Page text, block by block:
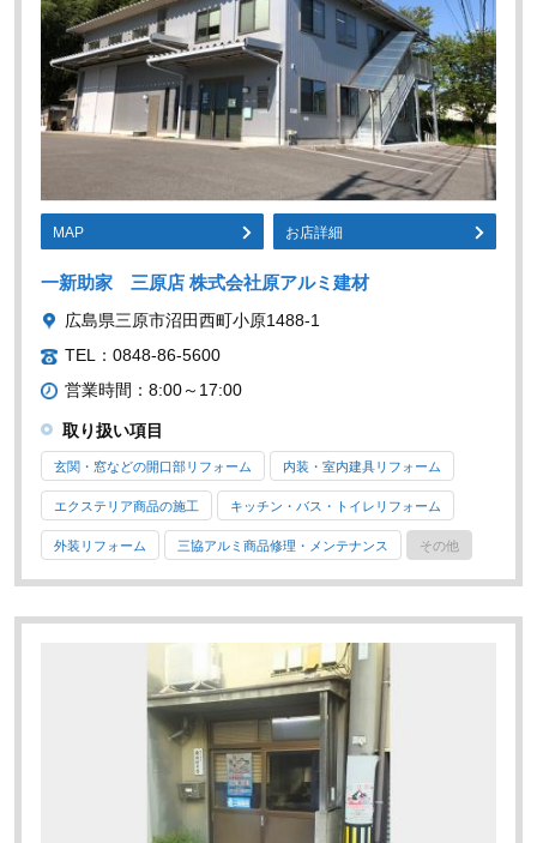
MAP お店詳細
一新助家 三原店 株式会社原アルミ建材
広島県三原市沼田西町小原1488-1
TEL：0848-86-5600
営業時間：8:00～17:00
取り扱い項目
玄関・窓などの開口部リフォーム 内装・室内建具リフォーム
エクステリア商品の施工 キッチン・バス・トイレリフォーム
外装リフォーム 三協アルミ商品修理・メンテナンス その他